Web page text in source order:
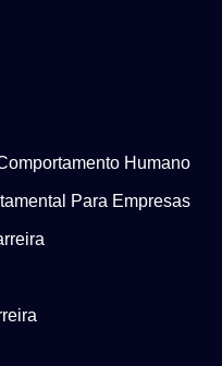
Humano
Para Empresas